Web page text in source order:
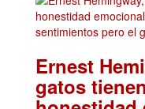
Ernest
gatos